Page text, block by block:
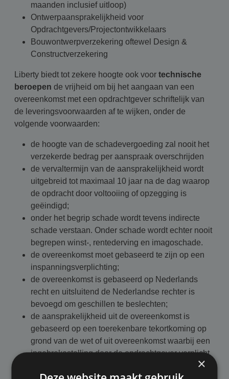
maanden inclusief uitloop)
Ontwerpaansprakelijkheid voor
Opdrachtgevers/Projectontwikkelaars
Bouwontwerpverzekering oftewel Design &
Constructverzekering
Liberty biedt tot zekere hoogte ook voor technische
beroepen de vrijheid om bij het aangaan van een
overeenkomst met een opdrachtgever schriftelijk van
de leveringsvoorwaarden af te wijken, onder de
volgende voorwaarden:
de hoogte van de schadevergoeding zal nooit het
verzekerde bedrag per aanspraak overschrijden
de vervaltermijn van de aansprakelijkheid wordt
uitgebreid tot maximaal 10 jaar na de dag waarop
de opdracht door voltooiing of opzegging is
geëindigd;
onder het begrip schade wordt tevens indirecte
schade verstaan. Onder schade wordt echter nooit
begrepen winst-, rentederving en imagoschade.
de overeenkomst moet gebaseerd te zijn op een
inspanningsverplichting;
de overeenkomst is gebaseerd op Nederlands
recht en uitsluitend de Nederlandse rechter is
bevoegd om geschillen te beslechten;
de aansprakelijkheid uit de overeenkomst is
gebaseerd op een toerekenbare tekortkoming op
grond van de wet of uit overeenkomst waarbij een
ingebrekestelling door de opdrachtgever verplicht
×